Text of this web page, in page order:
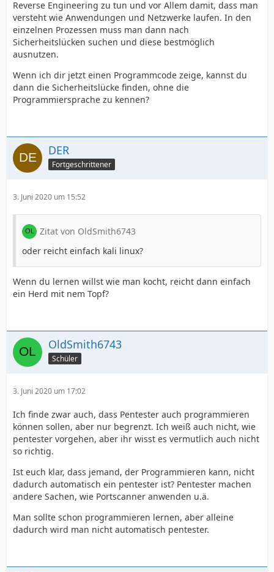
Reverse Engineering zu tun und vor Allem damit, dass man
versteht wie Anwendungen und Netzwerke laufen. In den
einzelnen Prozessen muss man dann nach
Sicherheitslücken suchen und diese bestmöglich
ausnutzen.
Wenn ich dir jetzt einen Programmcode zeige, kannst du
dann die Sicherheitslücke finden, ohne die
Programmiersprache zu kennen?
DER
Fortgeschrittener
3. Juni 2020 um 15:52
Zitat von OldSmith6743
oder reicht einfach kali linux?
Wenn du lernen willst wie man kocht, reicht dann einfach
ein Herd mit nem Topf?
OldSmith6743
Schüler
3. Juni 2020 um 17:02
Ich finde zwar auch, dass Pentester auch programmieren
können sollen, aber nur begrenzt. Ich weiß auch nicht, wie
pentester vorgehen, aber ihr wisst es vermutlich auch nicht
so richtig.
Ist euch klar, dass jemand, der Programmieren kann, nicht
dadurch automatisch ein pentester ist? Pentester machen
andere Sachen, wie Portscanner anwenden u.ä.
Man sollte schon programmieren lernen, aber alleine
dadurch wird man nicht automatisch pentester.